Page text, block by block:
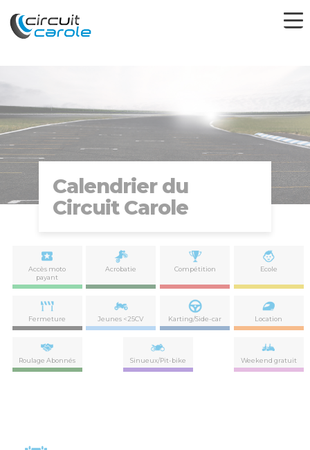
Calendrier du
Circuit Carole
Accès moto
payant
Acrobatie Compétition Ecole
Fermeture Jeunes <25CV Karting/Side-car Location
Roulage Abonnés Sinueux/Pit-bike Weekend gratuit